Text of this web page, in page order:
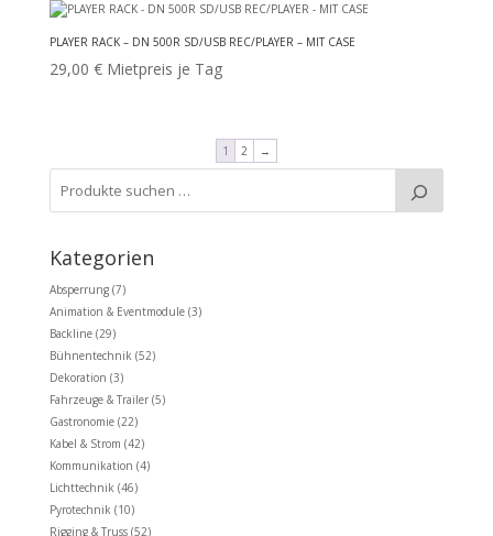
PLAYER RACK – DN 500R SD/USB REC/PLAYER – MIT CASE
29,00 € Mietpreis je Tag
1 2 →
Kategorien
Absperrung (7)
Animation & Eventmodule (3)
Backline (29)
Bühnentechnik (52)
Dekoration (3)
Fahrzeuge & Trailer (5)
Gastronomie (22)
Kabel & Strom (42)
Kommunikation (4)
Lichttechnik (46)
Pyrotechnik (10)
Rigging & Truss (52)